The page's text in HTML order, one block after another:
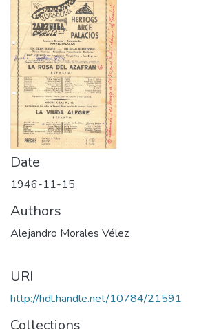
Date
1946-11-15
Authors
Alejandro Morales Vélez
URI
http://hdl.handle.net/10784/21591
Collections